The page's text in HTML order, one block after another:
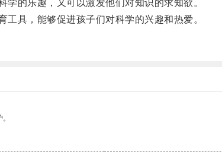
的乐趣，又可以激发他们对知识的求知欲。
具，能够促进孩子们对科学的兴趣和热爱。